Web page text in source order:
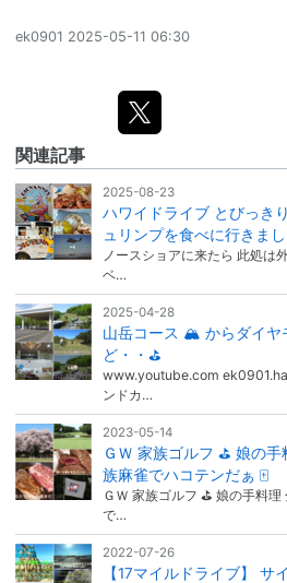
ek0901 2025-05-11 06:30
関連記事
2025-08-23
ハワイドライブ とびっき
ュリンプを食べに行きま
ノースショアに来たら 此処は
ベ…
2025-04-28
山岳コース 🏔 からダイヤ
ど・・⛳
www.youtube.com
ンドカ…
2023-05-14
ＧＷ 家族ゴルフ ⛳ 娘の
族麻雀でハコテンだぁ 🀄
ＧＷ 家族ゴルフ ⛳ 娘の手料
で…
2022-07-26
【17マイルドライブ】 サ